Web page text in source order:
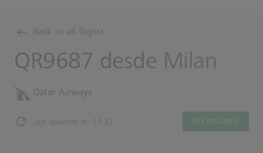
Back to all flights
QR9687 desde Milan
Qatar Airways
Last updated at: 14:22 ATERRIZADO